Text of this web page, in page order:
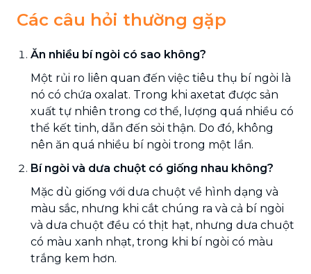
Các câu hỏi thường gặp
Ăn nhiều bí ngòi có sao không?
Một rủi ro liên quan đến việc tiêu thụ bí ngòi là
nó có chứa oxalat. Trong khi axetat được sản
xuất tự nhiên trong cơ thể, lượng quá nhiều có
thể kết tinh, dẫn đến sỏi thận. Do đó, không
nên ăn quá nhiều bí ngòi trong một lần.
Bí ngòi và dưa chuột có giống nhau không?
Mặc dù giống với dưa chuột về hình dạng và
màu sắc, nhưng khi cắt chúng ra và cả bí ngòi
và dưa chuột đều có thịt hạt, nhưng dưa chuột
có màu xanh nhạt, trong khi bí ngòi có màu
trắng kem hơn.